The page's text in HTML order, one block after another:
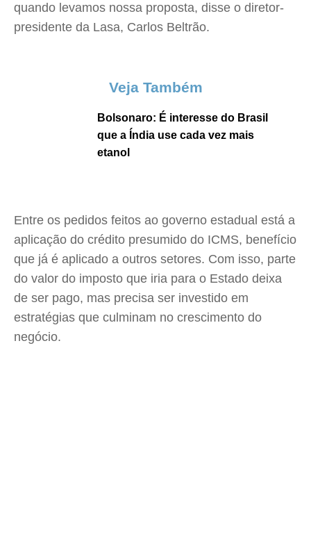
quando levamos nossa proposta, disse o diretor-
presidente da Lasa, Carlos Beltrão.
Veja Também
Bolsonaro: É interesse do Brasil
que a Índia use cada vez mais
etanol
Entre os pedidos feitos ao governo estadual está a
aplicação do crédito presumido do ICMS, benefício
que já é aplicado a outros setores. Com isso, parte
do valor do imposto que iria para o Estado deixa
de ser pago, mas precisa ser investido em
estratégias que culminam no crescimento do
negócio.